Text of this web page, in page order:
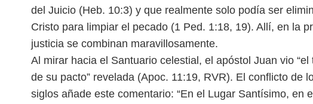
del Juicio (Heb. 10:3) y que realmente solo podía ser
Cristo para limpiar el pecado (1 Ped. 1:18, 19). Allí, en la
justicia se combinan maravillosamente.
Al mirar hacia el Santuario celestial, el apóstol Juan vio “el
de su pacto” revelada (Apoc. 11:19, RVR). El conflicto de
siglos añade este comentario: “En el Lugar Santísimo, en